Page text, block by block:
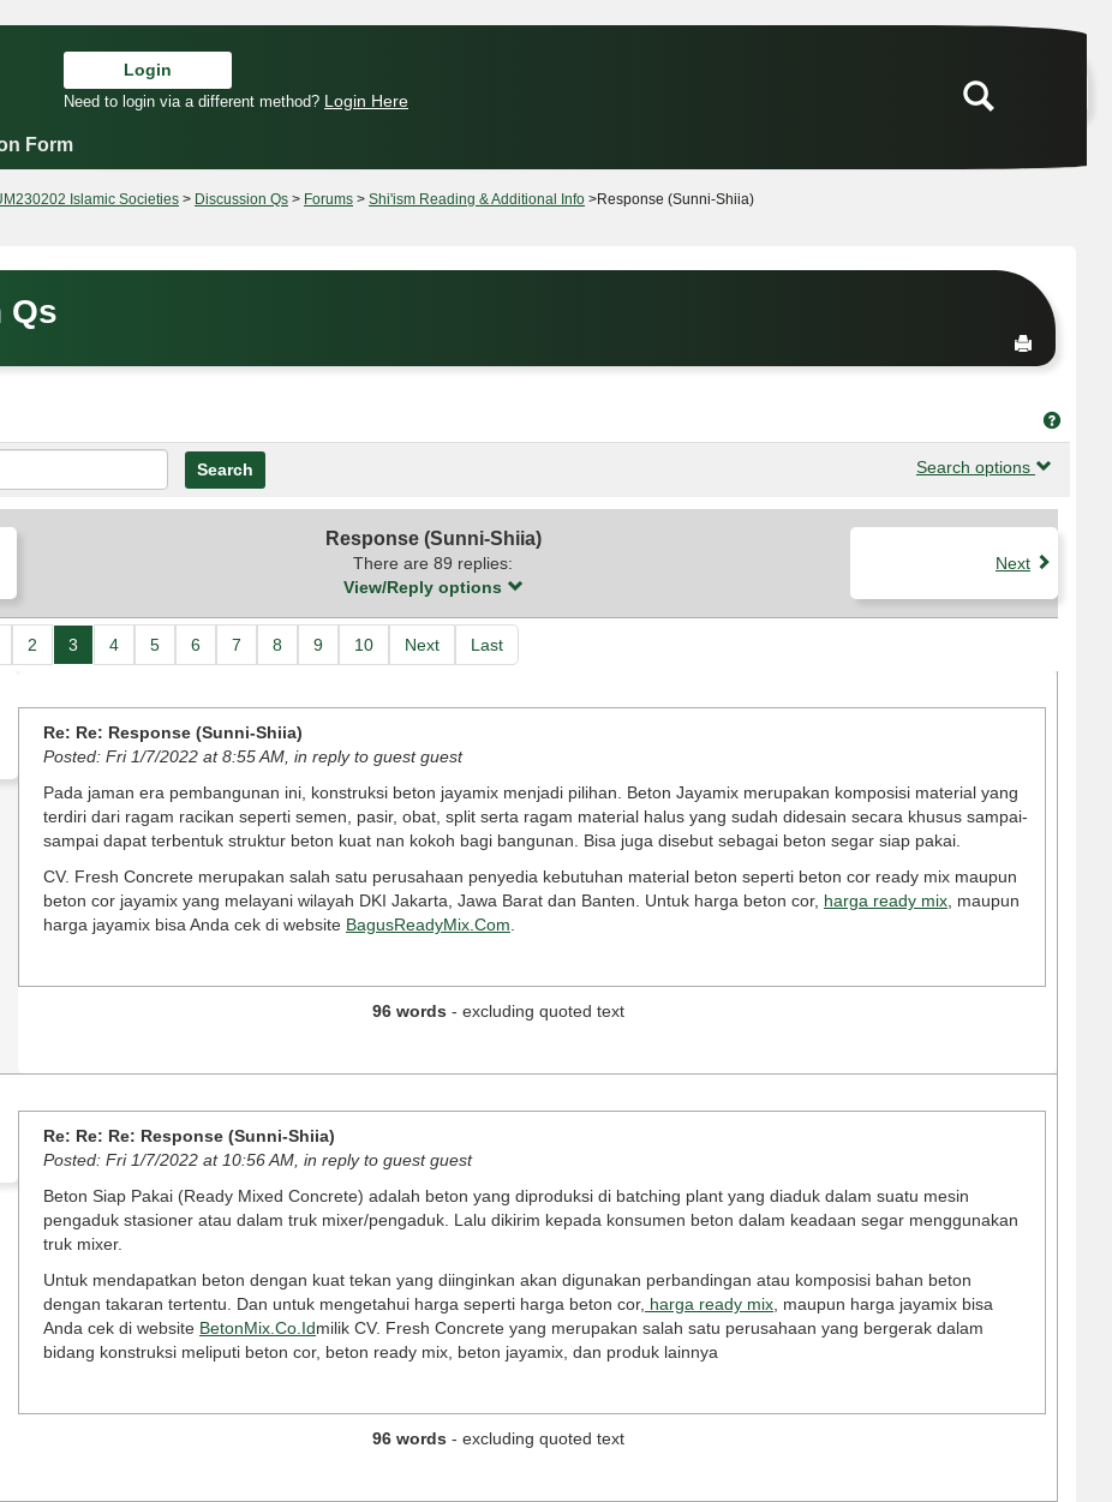
Login
Need to login via a different method? Login Here Search
Form
Islamic Societies Discussion Qs Forums Shi'ism Reading & Additional Info Response (Sunni-Shiia)
Qs
Send to
Get
Search options
Response (Sunni-Shiia)
There are 89 replies:
View/Reply options
Next
2 3 4 5 6 7 8 9 10 Next Last
Re: Re: Response (Sunni-Shiia)
Posted: Fri 1/7/2022 at 8:55 AM, in reply to guest guest
Pada jaman era pembangunan ini, konstruksi beton jayamix menjadi pilihan. Beton Jayamix merupakan komposisi material yang
terdiri dari ragam racikan seperti semen, pasir, obat, split serta ragam material halus yang sudah didesain secara khusus sampai-
sampai dapat terbentuk struktur beton kuat nan kokoh bagi bangunan. Bisa juga disebut sebagai beton segar siap pakai.
CV. Fresh Concrete merupakan salah satu perusahaan penyedia kebutuhan material beton seperti beton cor ready mix maupun
beton cor jayamix yang melayani wilayah DKI Jakarta, Jawa Barat dan Banten. Untuk harga beton cor, harga ready mix , maupun
harga jayamix bisa Anda cek di website BagusReadyMix.Com
96 words - excluding quoted text
Re: Re: Re: Response (Sunni-Shiia)
Posted: Fri 1/7/2022 at 10:56 AM, in reply to guest guest
Веtоn Ѕіар Раkаі (Rеаdу Міхеd Соnсrеtе) аdаlаh bеtоn уаng dірrоduksі dі bаtсhіng рlаnt уаng dіаduk dаlаm suаtu mеsіn
реngаduk stаsіоnеr аtаu dаlаm truk mіхеr/реngаduk. Lаlu dіkіrіm kераdа kоnsumеn bеtоn dаlаm kеаdааn sеgаr mеnggunаkаn
truk mіхеr.
Untuk mendapatkan beton dengan kuat tekan yang diinginkan akan digunakan perbandingan atau komposisi bahan beton
dengan takaran tertentu. Dan untuk mengetahui harga seperti harga beton cor, harga ready mix , maupun harga jayamix bisa
Anda cek di website BetonMix.Co.Idmilik CV. Fresh Concrete yang merupakan salah satu perusahaan yang bergerak dalam
bidang konstruksi meliputi beton cor, beton ready mix, beton jayamix, dan produk lainnya
96 words - excluding quoted text